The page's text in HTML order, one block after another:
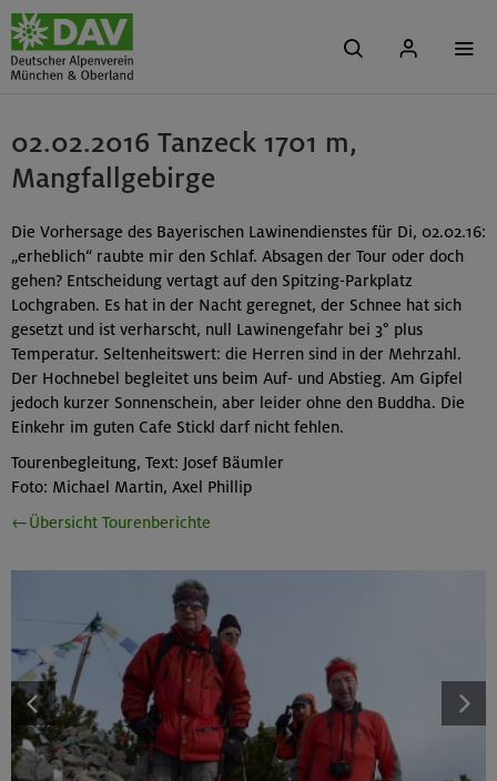
02.02.2016 Tanzeck 1701 m,
Mangfallgebirge
Die Vorhersage des Bayerischen Lawinendienstes für Di, 02.02.16:
„erheblich“ raubte mir den Schlaf. Absagen der Tour oder doch
gehen? Entscheidung vertagt auf den Spitzing-Parkplatz
Lochgraben. Es hat in der Nacht geregnet, der Schnee hat sich
gesetzt und ist verharscht, null Lawinengefahr bei 3° plus
Temperatur. Seltenheitswert: die Herren sind in der Mehrzahl.
Der Hochnebel begleitet uns beim Auf- und Abstieg. Am Gipfel
jedoch kurzer Sonnenschein, aber leider ohne den Buddha. Die
Einkehr im guten Cafe Stickl darf nicht fehlen.
Tourenbegleitung, Text: Josef Bäumler
Foto: Michael Martin, Axel Phillip
←Übersicht Tourenberichte